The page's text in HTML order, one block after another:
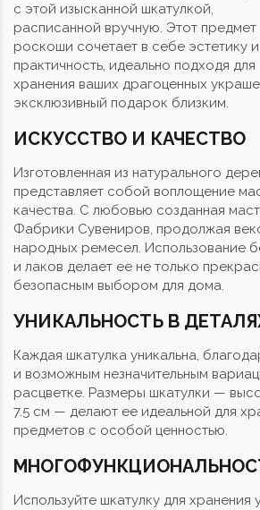
с этой изысканной шкатулкой,
расписанной вручную. Этот предмет
роскоши сочетает в себе эстетику и
практичность, идеально подходя для
хранения ваших драгоценных
эксклюзивный подарок близким.
ИСКУССТВО И КАЧЕСТВО
Изготовленная из натурального
представляет собой воплощение
качества. С любовью созданная
Фабрики Сувениров, продолжая
народных ремесел. Использование
и лаков делает ее не только
безопасным выбором для дома.
УНИКАЛЬНОСТЬ В
Каждая шкатулка уникальна,
и возможным незначительным
расцветке. Размеры шкатулки —
7.5 см — делают ее идеальной для
предметов с особой ценностью.
Используйте шкатулку для хранения